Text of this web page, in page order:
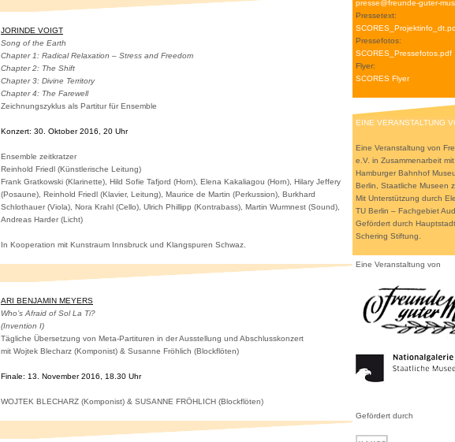
JORINDE VOIGT
Song of the Earth
Chapter 1: Radical Relaxation – Stress and Freedom
Chapter 2: The Shift
Chapter 3: Divine Territory
Chapter 4: The Farewell
Zeichnungszyklus als Partitur für Ensemble
Konzert: 30. Oktober 2016, 20 Uhr
Ensemble zeitkratzer
Reinhold Friedl (Künstlerische Leitung)
Frank Gratkowski (Klarinette), Hild Sofie Tafjord (Horn), Elena Kakaliagou (Horn), Hilary Jeffery
(Posaune), Reinhold Friedl (Klavier, Leitung), Maurice de Martin (Perkussion), Burkhard
Schlothauer (Viola), Nora Krahl (Cello), Ulrich Phillipp (Kontrabass), Martin Wurmnest (Sound),
Andreas Harder (Licht)
In Kooperation mit Kunstraum Innsbruck und Klangspuren Schwaz.
ARI BENJAMIN MEYERS
Who’s Afraid of Sol La Ti?
(Invention I)
Tägliche Übersetzung von Meta-Partituren in der Ausstellung und Abschlusskonzert
mit Wojtek Blecharz (Komponist) & Susanne Fröhlich (Blockflöten)
Finale: 13. November 2016, 18.30 Uhr
WOJTEK BLECHARZ (Komponist) & SUSANNE FRÖHLICH (Blockflöten)
presse@freunde-guter-
Pressetext:
Pressefotos:
SCORES_Pressefotos.pdf
Flyer:
SCORES Flyer
EINE VERANSTALTUNG
Eine Veranstaltung von
e.V. in Zusammenarbeit
Hamburger Bahnhof
Berlin, Staatliche Museen
Mit Unterstützung durch
TU Berlin – Fachgebiet
Gefördert durch
Schering Stiftung.
Eine Veranstaltung von
Gefördert durch